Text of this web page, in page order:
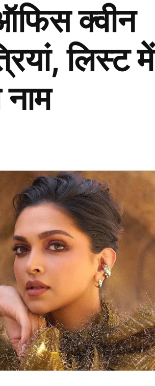
चौंकाने वाली खबर है, लेकिन यहां एक
इंडीज़ की अंडर-19 टीम थी।
मैच रहा है। दरअसल यह मुकाबला
और बारबाडोस के बीच खेला गया था।
ओवर में मात्र 18 रन पर समेट दिया था।
7 रन बनाए। ब्रूक्स के अलावा
क्वीन
लिस्ट में